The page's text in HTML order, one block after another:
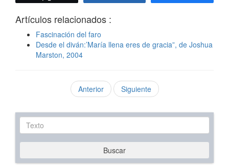
Artículos relacionados :
Fascinación del faro
Desde el diván:’María llena eres de gracia”, de Joshua
Marston, 2004
Anterior Siguiente
Texto
Buscar